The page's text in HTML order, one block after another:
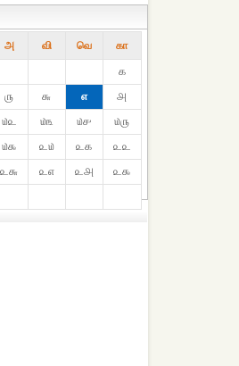
அ வி வெ கா
௧
௫ ௬ ௭
௮
௰௨ ௰௩ ௰௪
௰௫
௰௯ ௨௰ ௨௧
௨௨
௨௬ ௨௭ ௨௮
௨௯